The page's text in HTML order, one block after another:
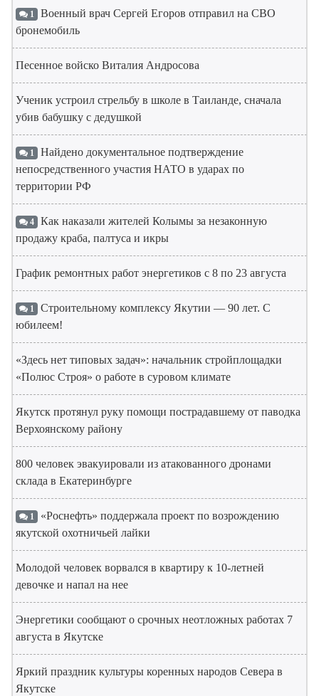
1 Военный врач Сергей Егоров отправил на СВО
бронемобиль
Песенное войско Виталия Андросова
Ученик устроил стрельбу в школе в Таиланде, сначала
убив бабушку с дедушкой
1 Найдено документальное подтверждение
непосредственного участия НАТО в ударах по
территории РФ
4 Как наказали жителей Колымы за незаконную
продажу краба, палтуса и икры
График ремонтных работ энергетиков с 8 по 23 августа
1 Строительному комплексу Якутии — 90 лет. С
юбилеем!
«Здесь нет типовых задач»: начальник стройплощадки
«Полюс Строя» о работе в суровом климате
Якутск протянул руку помощи пострадавшему от паводка
Верхоянскому району
800 человек эвакуировали из атакованного дронами
склада в Екатеринбурге
1 «Роснефть» поддержала проект по возрождению
якутской охотничьей лайки
Молодой человек ворвался в квартиру к 10-летней
девочке и напал на нее
Энергетики сообщают о срочных неотложных работах 7
августа в Якутске
Яркий праздник культуры коренных народов Севера в
Якутске